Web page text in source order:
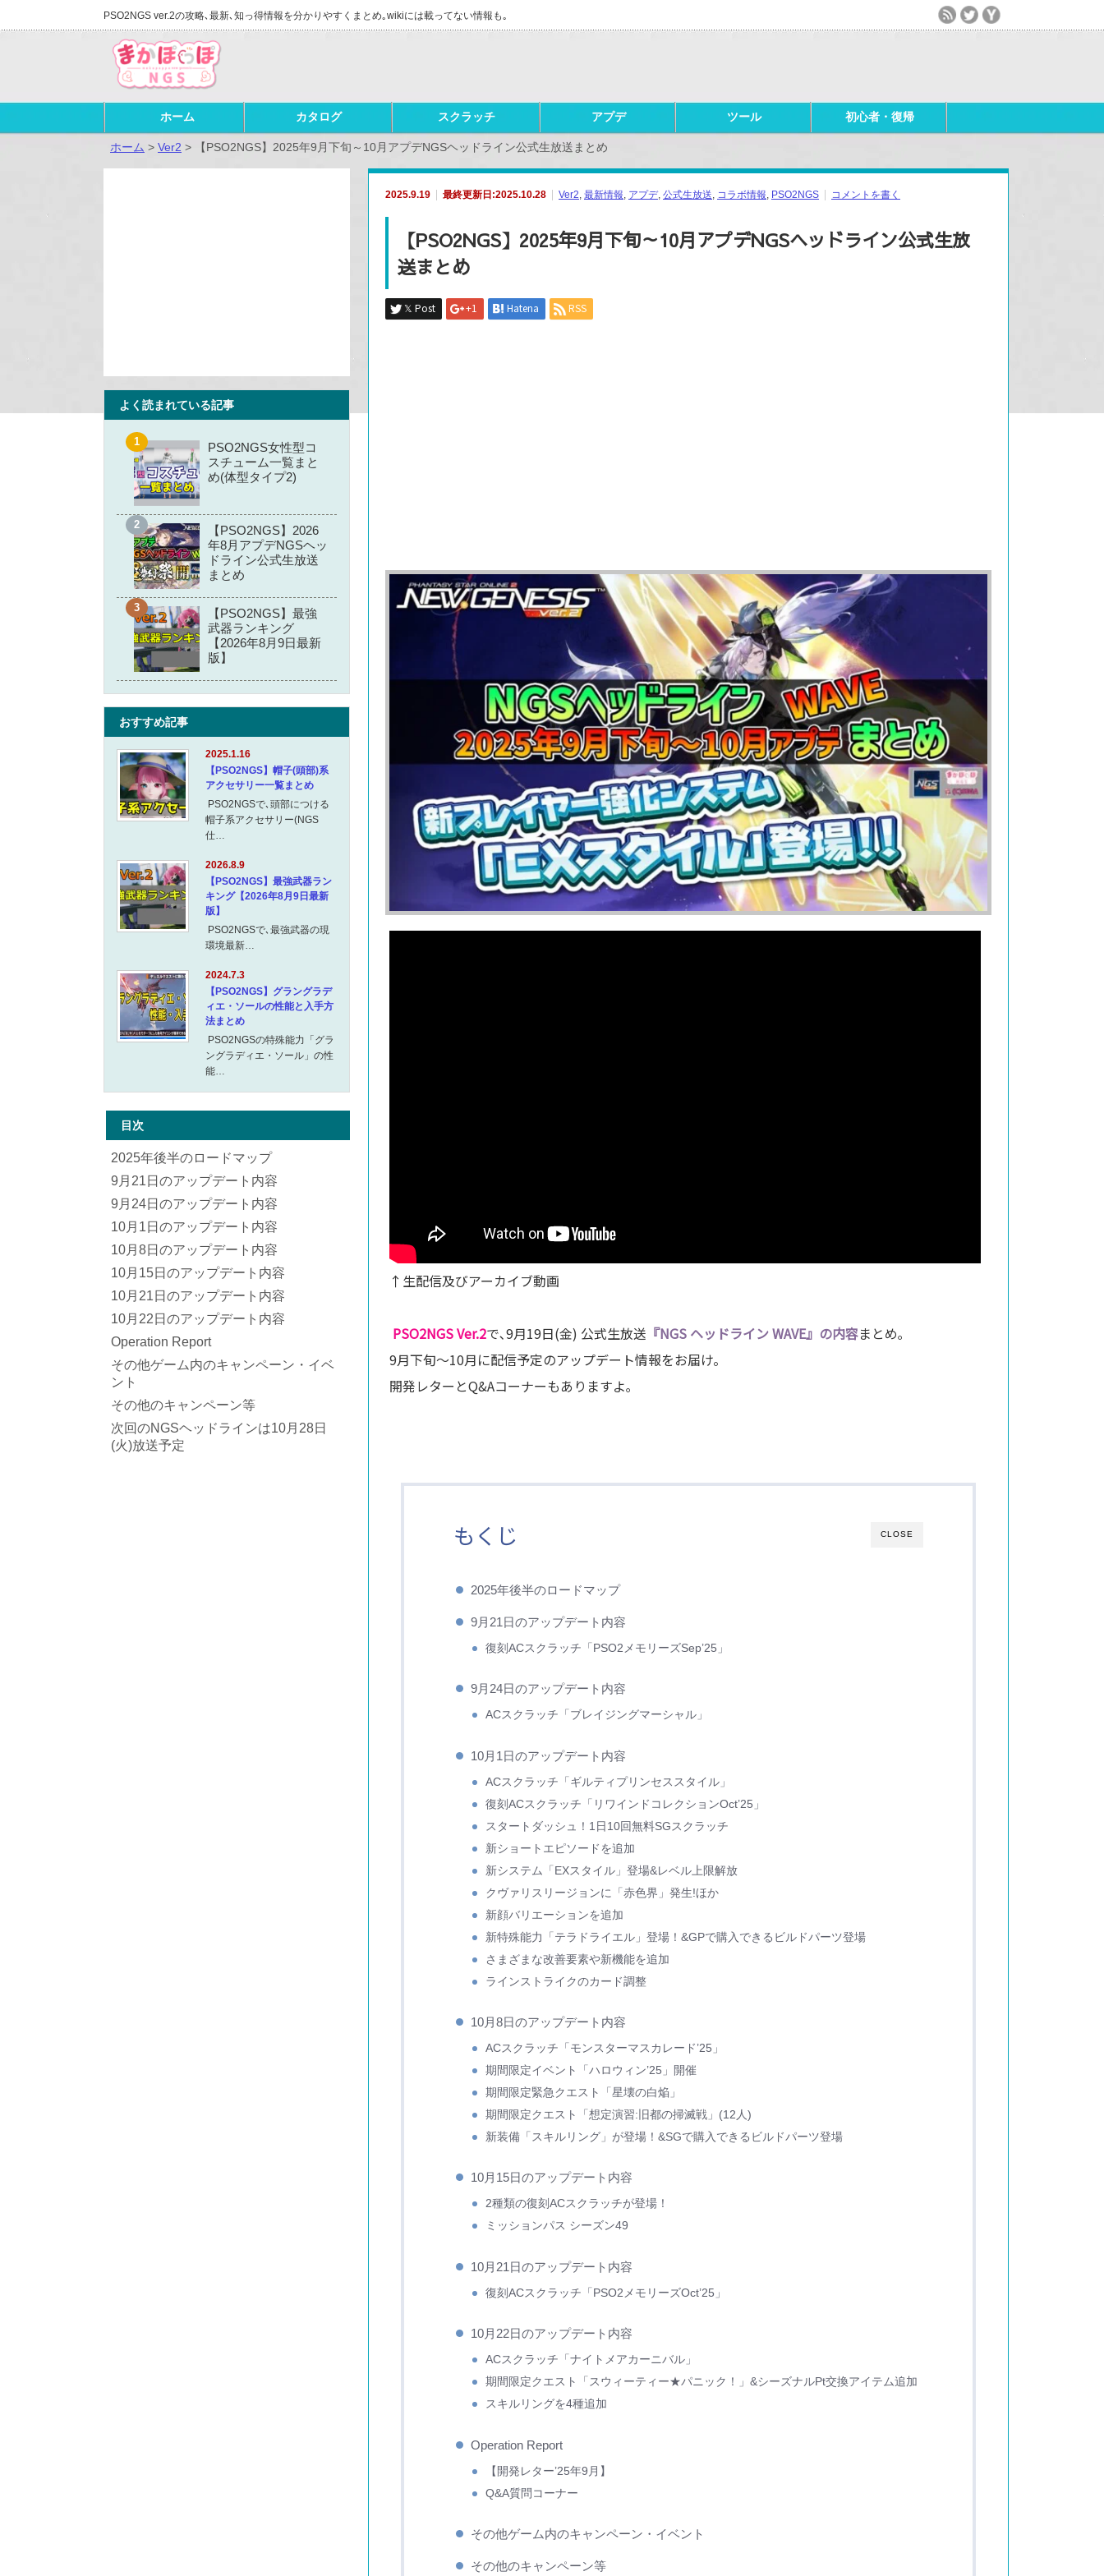
PSO2NGS ver.2の攻略､最新､知っ得情報を分かりやすくまとめ｡wikiには載ってない情報も｡
ホーム カタログ スクラッチ アプデ ツール 初心者・復帰
ホーム > Ver2 > 【PSO2NGS】2025年9月下旬～10月アプデNGSヘッドライン公式生放送まとめ
2025.9.19 最終更新日:2025.10.28 Ver2, 最新情報, アプデ, 公式生放送, コラボ情報, PSO2NGS コメントを書く
【PSO2NGS】2025年9月下旬～10月アプデNGSヘッドライン公式生放
送まとめ
𝕏 Post +1 Hatena RSS
↑生配信及びアーカイブ動画
PSO2NGS Ver.2で､9月19日(金) 公式生放送 『NGS ヘッドライン WAVE』の内容まとめ｡
9月下旬～10月に配信予定のアップデート情報をお届け。
開発レターとQ&Aコーナーもありますよ｡
CLOSE
もくじ
2025年後半のロードマップ
9月21日のアップデート内容
復刻ACスクラッチ「PSO2メモリーズSep’25」
9月24日のアップデート内容
ACスクラッチ「ブレイジングマーシャル」
10月1日のアップデート内容
ACスクラッチ「ギルティプリンセススタイル」
復刻ACスクラッチ「リワインドコレクションOct’25」
スタートダッシュ！1日10回無料SGスクラッチ
新ショートエピソードを追加
新システム「EXスタイル」登場&レベル上限解放
クヴァリスリージョンに「赤色界」発生!ほか
新顔バリエーションを追加
新特殊能力「テラドライエル」登場！&GPで購入できるビルドパーツ登場
さまざまな改善要素や新機能を追加
ラインストライクのカード調整
10月8日のアップデート内容
ACスクラッチ「モンスターマスカレード’25」
期間限定イベント「ハロウィン’25」開催
期間限定緊急クエスト「星壊の白焔」
期間限定クエスト「想定演習:旧都の掃滅戦」(12人)
新装備「スキルリング」が登場！&SGで購入できるビルドパーツ登場
10月15日のアップデート内容
2種類の復刻ACスクラッチが登場！
ミッションパス シーズン49
10月21日のアップデート内容
復刻ACスクラッチ「PSO2メモリーズOct’25」
10月22日のアップデート内容
ACスクラッチ「ナイトメアカーニバル」
期間限定クエスト「スウィーティー★パニック！」&シーズナルPt交換アイテム追加
スキルリングを4種追加
Operation Report
【開発レター’25年9月】
Q&A質問コーナー
その他ゲーム内のキャンペーン・イベント
その他のキャンペーン等
よく読まれている記事
PSO2NGS女性型コ
スチューム一覧まと
め(体型タイプ2)
【PSO2NGS】2026
年8月アプデNGSヘッ
ドライン公式生放送
まとめ
【PSO2NGS】最強
武器ランキング
【2026年8月9日最新
版】
おすすめ記事
2025.1.16
【PSO2NGS】帽子(頭部)系
アクセサリー一覧まとめ
PSO2NGSで､頭部につける
帽子系アクセサリー(NGS
仕…
2026.8.9
【PSO2NGS】最強武器ラン
キング【2026年8月9日最新
版】
PSO2NGSで､最強武器の現
環境最新…
2024.7.3
【PSO2NGS】グラングラデ
ィエ・ソールの性能と入手方
法まとめ
PSO2NGSの特殊能力「グラ
ングラディエ・ソール」の性
能…
目次
2025年後半のロードマップ
9月21日のアップデート内容
9月24日のアップデート内容
10月1日のアップデート内容
10月8日のアップデート内容
10月15日のアップデート内容
10月21日のアップデート内容
10月22日のアップデート内容
Operation Report
その他ゲーム内のキャンペーン・イベ
ント
その他のキャンペーン等
次回のNGSヘッドラインは10月28日
(火)放送予定